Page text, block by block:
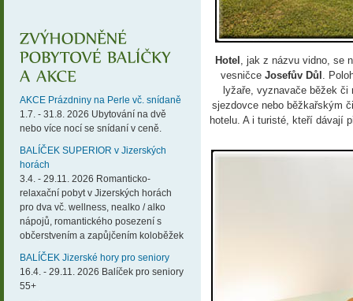
AKCE Prázdniny na Perle vč. snídaně
1.7. - 31.8. 2026 Ubytování na dvě
nebo více nocí se snídaní v ceně.
BALÍČEK SUPERIOR v Jizerských
horách
3.4. - 29.11. 2026 Romanticko-
relaxační pobyt v Jizerských horách
pro dva vč. wellness, nealko / alko
nápojů, romantického posezení s
občerstvením a zapůjčením koloběžek
BALÍČEK Jizerské hory pro seniory
16.4. - 29.11. 2026 Balíček pro seniory
55+
Hotel , jak z názvu vidno, se
vesničce Josefův Důl .
lyžaře, vyznavače běžek
sjezdovce nebo běžkařským
hotelu. A i turisté, kteří dávají